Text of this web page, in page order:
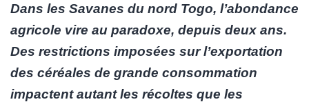
Dans les Savanes du nord Togo, l’abondance
agricole vire au paradoxe, depuis deux ans.
Des restrictions imposées sur l’exportation
des céréales de grande consommation
impactent autant les récoltes que les